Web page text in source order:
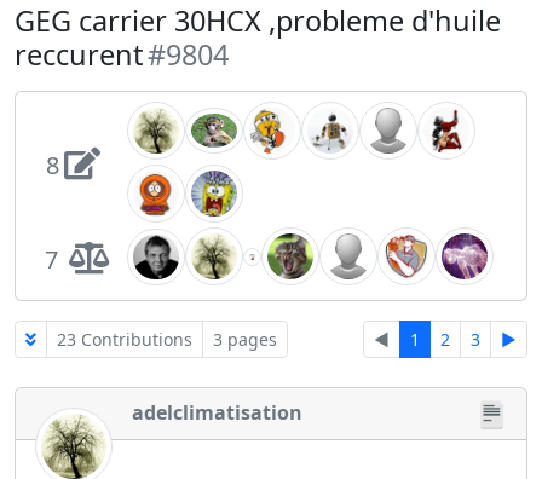
GEG carrier 30HCX ,probleme d'huile
reccurent#9804
8
7
23 Contributions 3 pages ◄ 1 2 3 ►
adelclimatisation